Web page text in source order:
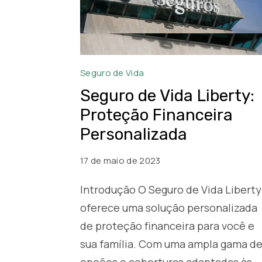
Seguro
Vida
Liberty
Seguro de Vida
Seguro de Vida Liberty:
Proteção Financeira
Personalizada
17 de maio de 2023
Introdução O Seguro de Vida Liberty
oferece uma solução personalizada
de proteção financeira para você e
sua família. Com uma ampla gama de